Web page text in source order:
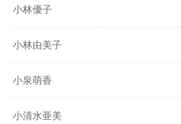
小林優子
小林由美子
小泉萌香
小清水亜美